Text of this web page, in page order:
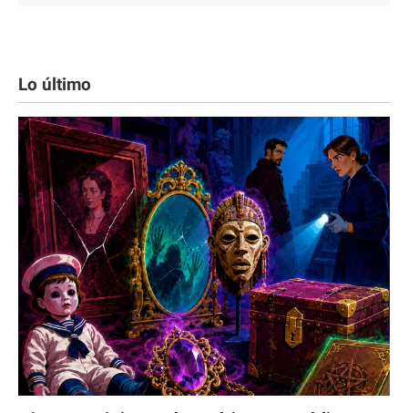
Lo último